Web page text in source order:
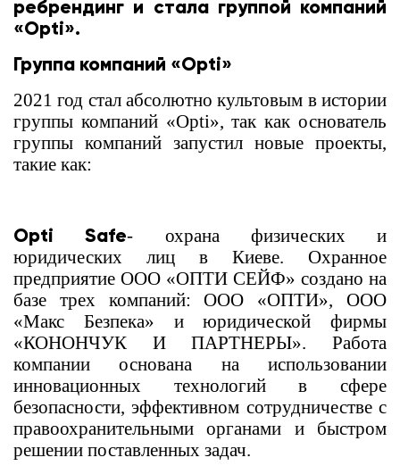
ребрендинг и стала группой компаний
«Opti».
Группа компаний «Opti»
2021 год стал абсолютно культовым в истории
группы компаний «Opti», так как основатель
группы компаний запустил новые проекты,
такие как:
Opti Safe- охрана физических и
юридических лиц в Киеве. Охранное
предприятие ООО «ОПТИ СЕЙФ» создано на
базе трех компаний: ООО «ОПТИ», ООО
«Макс Безпека» и юридической фирмы
«КОНОНЧУК И ПАРТНЕРЫ». Работа
компании основана на использовании
инновационных технологий в сфере
безопасности, эффективном сотрудничестве с
правоохранительными органами и быстром
решении поставленных задач.